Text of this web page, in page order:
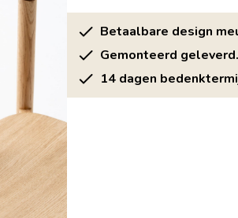
Betaalbare design
Gemonteerd geleverd.
14 dagen